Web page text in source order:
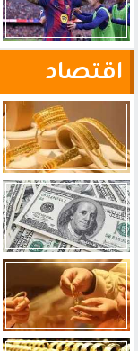
اقتصاد